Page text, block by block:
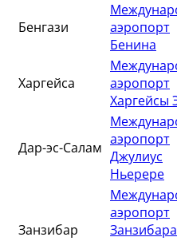
Бенгази
аэропорт
Бенина
Харгейса
аэропорт
Харгейсы
Дар-эс-Салам аэропорт
Джулиус
Ньерере
Занзибар
аэропорт
Занзибара